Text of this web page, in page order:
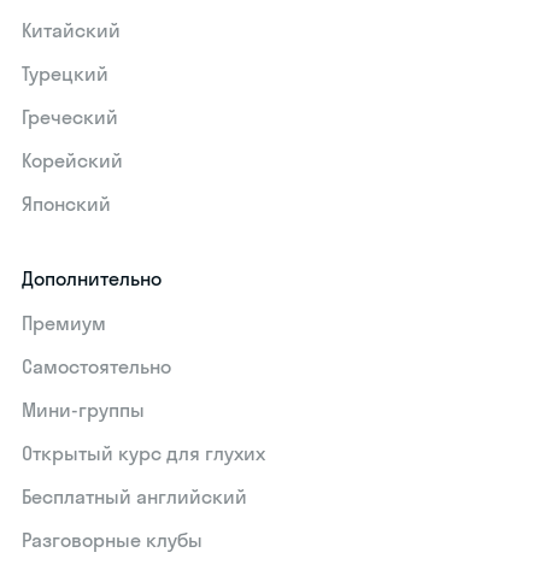
Китайский
Турецкий
Греческий
Корейский
Японский
Дополнительно
Премиум
Самостоятельно
Мини-группы
Открытый курс для глухих
Бесплатный английский
Разговорные клубы